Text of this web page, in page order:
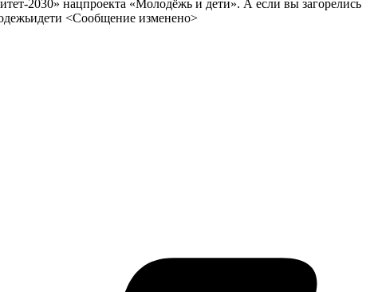
2030» нацпроекта «Молодёжь и дети». А если вы загорелись
‎<Сообщение изменено>